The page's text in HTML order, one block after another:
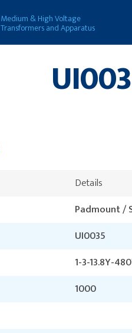
Medium & High Voltage
Transformers and Apparatus
Details
Padmount /
UI0035
1-3-13.8Y-
1000